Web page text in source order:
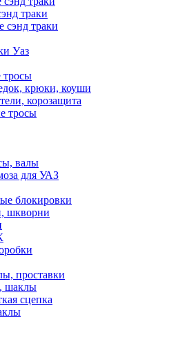
траки
сэнд траки
Уаз
тросы
крюки, коуши
корозащита
тросы
валы
для УАЗ
блокировки
шкворни
проставки
шаклы
сцепка